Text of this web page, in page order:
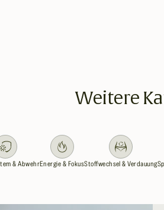
Weitere
& AbwehrEnergie & FokusStoffwechsel & Verdauung